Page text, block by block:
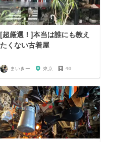
[超厳選！]本当は誰にも教え
たくない古着屋
まいきー 東京 40